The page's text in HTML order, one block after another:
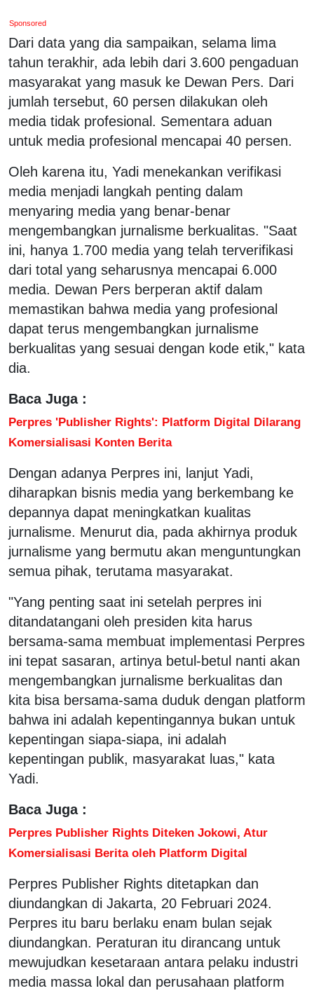
Sponsored
Dari data yang dia sampaikan, selama lima
tahun terakhir, ada lebih dari 3.600 pengaduan
masyarakat yang masuk ke Dewan Pers. Dari
jumlah tersebut, 60 persen dilakukan oleh
media tidak profesional. Sementara aduan
untuk media profesional mencapai 40 persen.
Oleh karena itu, Yadi menekankan verifikasi
media menjadi langkah penting dalam
menyaring media yang benar-benar
mengembangkan jurnalisme berkualitas. "Saat
ini, hanya 1.700 media yang telah terverifikasi
dari total yang seharusnya mencapai 6.000
media. Dewan Pers berperan aktif dalam
memastikan bahwa media yang profesional
dapat terus mengembangkan jurnalisme
berkualitas yang sesuai dengan kode etik," kata
dia.
Baca Juga :
Perpres 'Publisher Rights': Platform Digital Dilarang
Komersialisasi Konten Berita
Dengan adanya Perpres ini, lanjut Yadi,
diharapkan bisnis media yang berkembang ke
depannya dapat meningkatkan kualitas
jurnalisme. Menurut dia, pada akhirnya produk
jurnalisme yang bermutu akan menguntungkan
semua pihak, terutama masyarakat.
"Yang penting saat ini setelah perpres ini
ditandatangani oleh presiden kita harus
bersama-sama membuat implementasi Perpres
ini tepat sasaran, artinya betul-betul nanti akan
mengembangkan jurnalisme berkualitas dan
kita bisa bersama-sama duduk dengan platform
bahwa ini adalah kepentingannya bukan untuk
kepentingan siapa-siapa, ini adalah
kepentingan publik, masyarakat luas," kata
Yadi.
Baca Juga :
Perpres Publisher Rights Diteken Jokowi, Atur
Komersialisasi Berita oleh Platform Digital
Perpres Publisher Rights ditetapkan dan
diundangkan di Jakarta, 20 Februari 2024.
Perpres itu baru berlaku enam bulan sejak
diundangkan. Peraturan itu dirancang untuk
mewujudkan kesetaraan antara pelaku industri
media massa lokal dan perusahaan platform